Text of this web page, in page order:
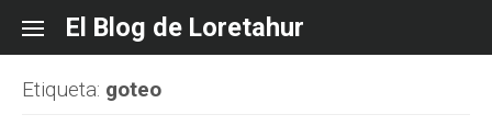
content
El Blog de Loretahur
Etiqueta: goteo